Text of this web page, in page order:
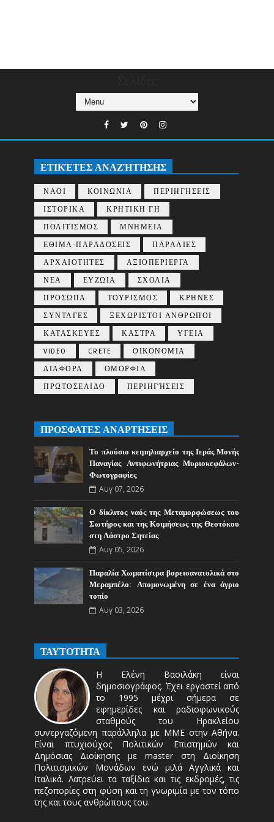
ΕΤΙΚΈΤΕΣ ΑΝΑΖΉΤΗΣΗΣ
ΝΑΟΙ ΚΟΙΝΩΝΙΑ
ΠΕΡΙΗΓΗΣΕΙΣ
ΙΣΤΟΡΙΚΑ
ΚΡΗΤΙΚΗ ΓΗ
ΠΟΛΙΤΙΣΜΟΣ
ΜΝΗΜΕΙΑ
ΕΘΙΜΑ-ΠΑΡΑΔΟΣΕΙΣ
ΠΑΡΑΛΙΕΣ
ΑΡΧΑΙΟΤΗΤΕΣ
ΑΞΙΟΠΕΡΙΕΡΓΑ
ΝΕΑ
ΕΥΖΩΙΑ
ΣΧΟΛΙΑ
ΠΡΟΣΩΠΑ
ΤΟΥΡΙΣΜΟΣ
ΚΡΗΝΕΣ
ΣΥΝΤΑΓΕΣ
ΞΕΧΩΡΙΣΤΟΙ ΑΝΘΡΩΠΟΙ
ΚΑΤΑΣΚΕΥΕΣ
ΚΑΣΤΡΑ
ΥΓΕΙΑ
VIDEO
CRETE
ΟΙΚΟΝΟΜΙΑ
ΔΙΑΦΟΡΑ
ΟΜΟΡΦΙΑ
ΠΡΩΤΟΣΕΛΙΔΟ
ΠΕΡΙΗΓΉΣΕΙΣ
ΠΡΟΣΦΑΤΕΣ ΑΝΑΡΤΗΣΕΙΣ
Το πλούσιο κειμηλιαρχείο της Ιεράς Μονής
Παναγίας Αντιφωνήτριας Μυριοκεφάλων-
Φωτογραφίες
Αυγ 07, 2026
Ο δίκλιτος ναός της Μεταμορφώσεως του
Σωτήρος και της Κοιμήσεως της Θεοτόκου
στη Λάστρο Σητείας
Αυγ 05, 2026
Παραλία Χωματίστρα βορειοανατολικά στο
Μεραμπέλο: Απομονωμένη σε ένα άγριο
τοπίο
Αυγ 03, 2026
ΤΑΥΤΟΤΗΤΑ
Η Ελένη Βασιλάκη είναι
δημοσιογράφος. Έχει εργαστεί από
το 1995 μέχρι σήμερα σε
εφημερίδες και ραδιοφωνικούς
σταθμούς του Ηρακλείου
συνεργαζόμενη παράλληλα με ΜΜΕ στην Αθήνα.
Είναι πτυχιούχος Πολιτικών Επιστημών και
Δημόσιας Διοίκησης με master στη Διοίκηση
Πολιτισμικών Μονάδων ενώ μιλά Αγγλικά και
Ιταλικά. Λατρεύει τα ταξίδια και τις εκδρομές, τις
πεζοπορίες στη φύση και τη γνωριμία με τον τόπο
της και τους ανθρώπους του.